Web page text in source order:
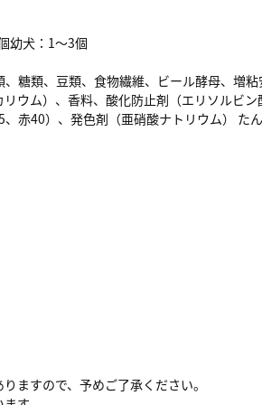
幼犬：1～3個
糖類、豆類、食物繊維、ビール酵母、増
ウム）、香料、酸化防止剤（エリソルビン
赤40）、発色剤（亜硝酸ナトリウム） た
ますので、予めご了承ください。